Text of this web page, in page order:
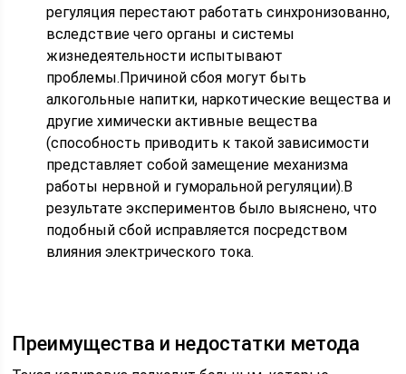
регуляция перестают работать синхронизованно,
вследствие чего органы и системы
жизнедеятельности испытывают
проблемы.Причиной сбоя могут быть
алкогольные напитки, наркотические вещества и
другие химически активные вещества
(способность приводить к такой зависимости
представляет собой замещение механизма
работы нервной и гуморальной регуляции).В
результате экспериментов было выяснено, что
подобный сбой исправляется посредством
влияния электрического тока.
Преимущества и недостатки метода